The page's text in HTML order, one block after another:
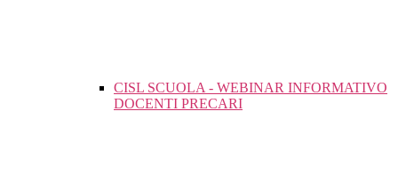
CISL SCUOLA - WEBINAR INFORMATIVO
DOCENTI PRECARI